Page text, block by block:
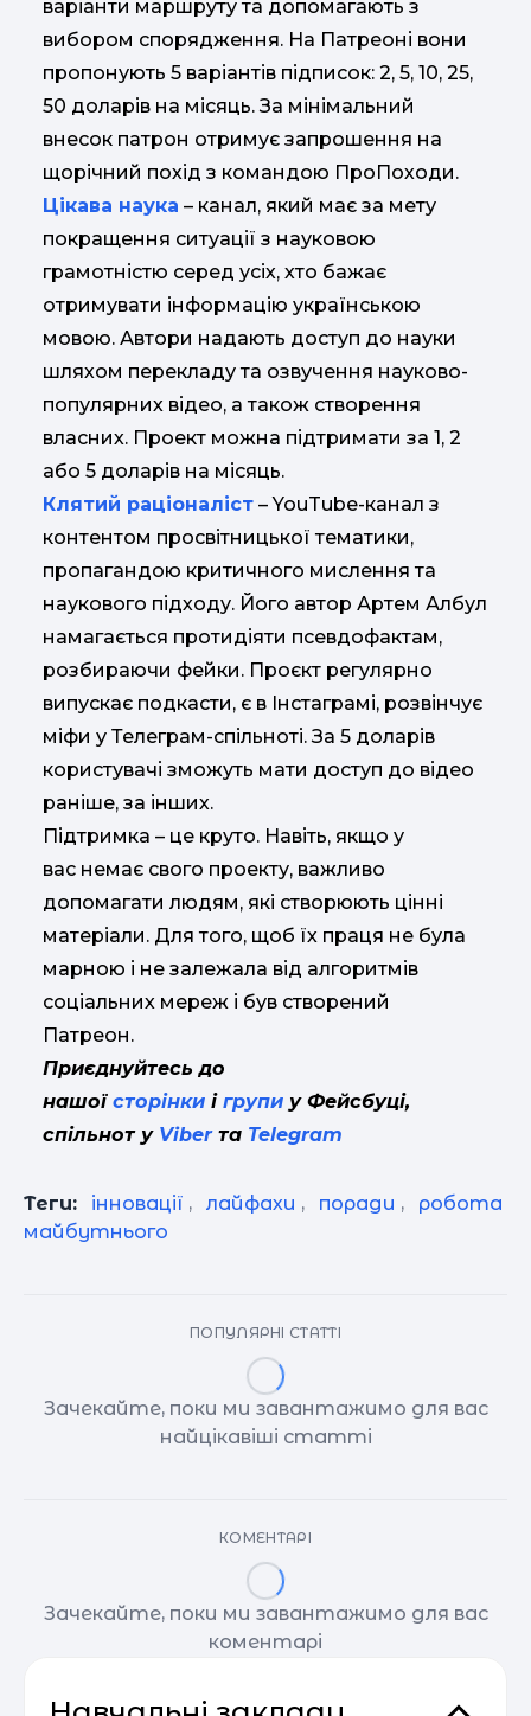
варіанти маршруту та допомагають з
вибором спорядження. На Патреоні вони
пропонують 5 варіантів підписок: 2, 5, 10, 25,
50 доларів на місяць. За мінімальний
внесок патрон отримує запрошення на
щорічний похід з командою ПроПоходи.
Цікава наука – канал, який має за мету
покращення ситуації з науковою
грамотністю серед усіх, хто бажає
отримувати інформацію українською
мовою. Автори надають доступ до науки
шляхом перекладу та озвучення науково-
популярних відео, а також створення
власних. Проект можна підтримати за 1, 2
або 5 доларів на місяць.
Клятий раціоналіст – YouTube-канал з
контентом просвітницької тематики,
пропагандою критичного мислення та
наукового підходу. Його автор Артем Албул
намагається протидіяти псевдофактам,
розбираючи фейки. Проєкт регулярно
випускає подкасти, є в Інстаграмі, розвінчує
міфи у Телеграм-спільноті. За 5 доларів
користувачі зможуть мати доступ до відео
раніше, за інших.
Підтримка – це круто. Навіть, якщо у
вас немає свого проекту, важливо
допомагати людям, які створюють цінні
матеріали. Для того, щоб їх праця не була
марною і не залежала від алгоритмів
соціальних мереж і був створений
Патреон.
Приєднуйтесь до
нашої сторінки і групи у Фейсбуці,
спільнот у Viberта Telegram
Теги: інновації , лайфахи , поради ,
робота
майбутнього
ПОПУЛЯРНІ СТАТТІ
Зачекайте, поки ми завантажимо для вас
найцікавіші статті
КОМЕНТАРІ
Зачекайте, поки ми завантажимо для вас
коментарі